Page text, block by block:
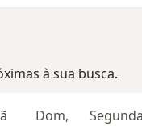
à sua busca.
Dom,